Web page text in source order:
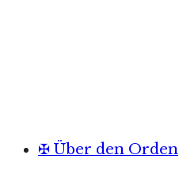
✠ Über den Orden